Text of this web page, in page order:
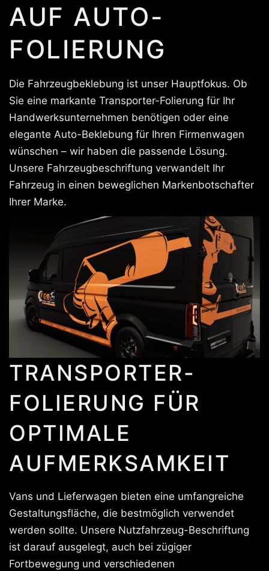
AUF AUTO-
FOLIERUNG
Die Fahrzeugbeklebung ist unser Hauptfokus. Ob
Sie eine markante Transporter-Folierung für Ihr
Handwerksunternehmen benötigen oder eine
elegante Auto-Beklebung für Ihren Firmenwagen
wünschen – wir haben die passende Lösung.
Unsere Fahrzeugbeschriftung verwandelt Ihr
Fahrzeug in einen beweglichen Markenbotschafter
Ihrer Marke.
TRANSPORTER-
FOLIERUNG FÜR
OPTIMALE
AUFMERKSAMKEIT
Vans und Lieferwagen bieten eine umfangreiche
Gestaltungsfläche, die bestmöglich verwendet
werden sollte. Unsere Nutzfahrzeug-Beschriftung
ist darauf ausgelegt, auch bei zügiger
Fortbewegung und verschiedenen